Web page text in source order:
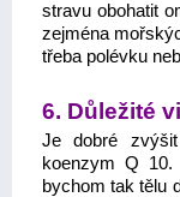
stravu obohatit
zejména
třeba polévku
6. Důležité
Je dobré
koenzym Q 10.
bychom tak tělu